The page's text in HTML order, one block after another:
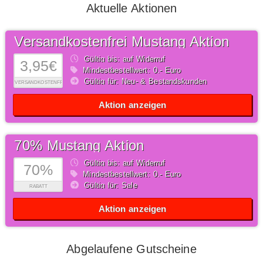
Aktuelle Aktionen
3,95€
VERSANDKOSTENFREI
Versandkostenfrei Mustang Aktion
Gültig bis: auf Widerruf
Mindestbestellwert: 0,- Euro
Gültig für: Neu- & Bestandskunden
Aktion anzeigen
70%
RABATT
70% Mustang Aktion
Gültig bis: auf Widerruf
Mindestbestellwert: 0,- Euro
Gültig für: Sale
Aktion anzeigen
Abgelaufene Gutscheine